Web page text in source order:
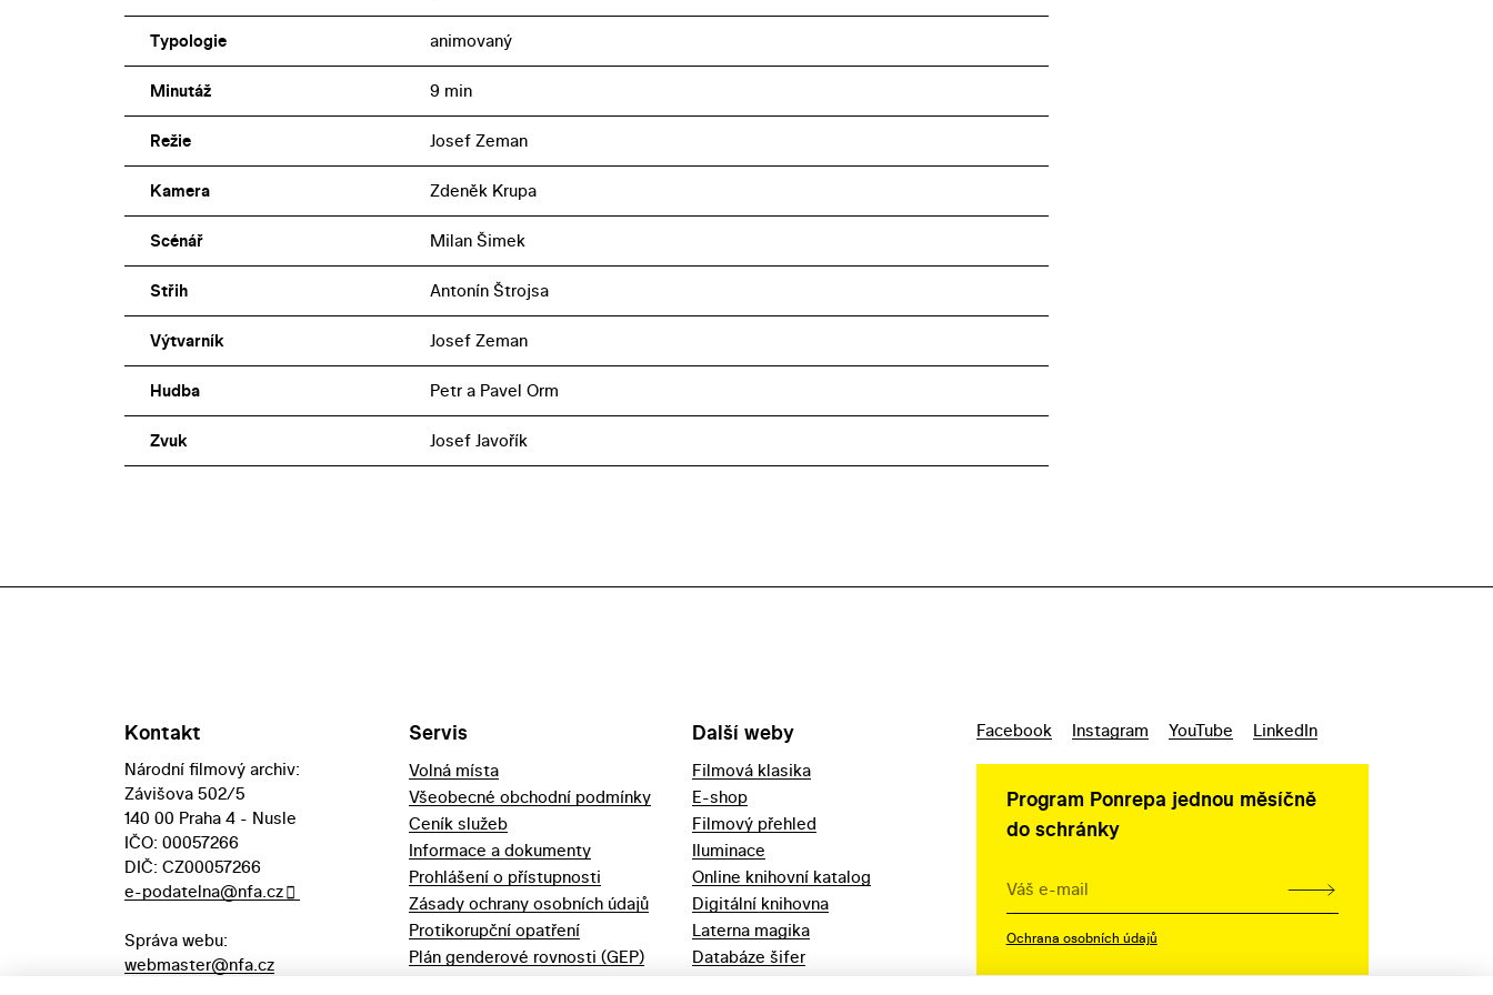
Typologie animovaný
Minutáž 9 min
Režie Josef Zeman
Kamera Zdeněk Krupa
Scénář Milan Šimek
Střih Antonín Štrojsa
Výtvarník Josef Zeman
Hudba Petr a Pavel Orm
Zvuk Josef Javořík
Kontakt
Národní filmový archiv:
Závišova 502/5
140 00 Praha 4 - Nusle
IČO: 00057266
DIČ: CZ00057266
e-podatelna@nfa.cz
Správa webu:
webmaster@nfa.cz
Servis
Volná místa
Všeobecné obchodní podmínky
Ceník služeb
Informace a dokumenty
Prohlášení o přístupnosti
Zásady ochrany osobních údajů
Protikorupční opatření
Plán genderové rovnosti (GEP)
Další weby
Filmová klasika
E-shop
Filmový přehled
Iluminace
Online knihovní katalog
Digitální knihovna
Laterna magika
Databáze šifer
Facebook Instagram YouTube LinkedIn
Program Ponrepa jednou měsíčně
do schránky
Ochrana osobních údajů